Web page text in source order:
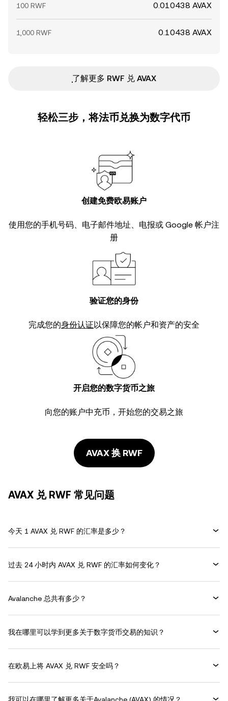
100 RWF 0.010438 AVAX
1,000 RWF 0.10438 AVAX
ִִִִִִִִִִִִִִִִִִִִִִִִִִִִִִִִִִִִִִִִִִִִִִִ了解更多 RWF 兑 AVAX
轻松三步，将法币兑换为数字代币
创建免费欧易账户
使用您的手机号码、电子邮件地址、电报或 Google 帐户注
册
验证您的身份
完成您的身份认证以保障您的帐户和资产的安全
开启您的数字货币之旅
向您的账户中充币，开始您的交易之旅
AVAX 换 RWF
AVAX 兑 RWF 常见问题
今天 1 AVAX 兑 RWF 的汇率是多少？
过去 24 小时内 AVAX 兑 RWF 的汇率如何变化？
Avalanche 总共有多少？
我在哪里可以学到更多关于数字货币交易的知识？
在欧易上将 AVAX 兑 RWF 安全吗？
我可以在哪里了解更多关于Avalanche (AVAX) 的情况？